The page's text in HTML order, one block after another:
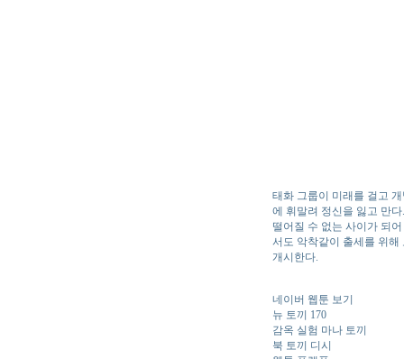
태화 그룹이 미래를 걸고
에 휘말려 정신을 잃고 만
떨어질 수 없는 사이가 되
서도 악착같이 출세를 위
개시한다.
네이버 웹툰 보기
뉴 토끼 170
감옥 실험 마나 토끼
북 토끼 디시